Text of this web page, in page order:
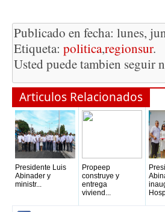
Publicado en fecha: lunes,
Etiqueta: politica,regionsur.
Usted puede tambien seguir
Articulos Relacionados
Presidente Luis
Abinader y
ministr...
Propeep
construye y
entrega
viviend...